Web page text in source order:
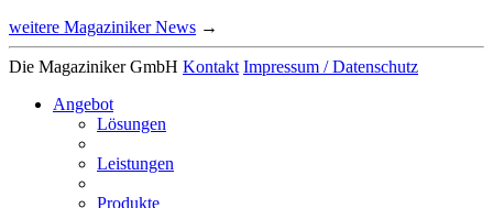
weitere Magaziniker News →
Die Magaziniker GmbH Kontakt Impressum / Daten­schutz
Angebot
Lösungen
Leis­tungen
Produkte